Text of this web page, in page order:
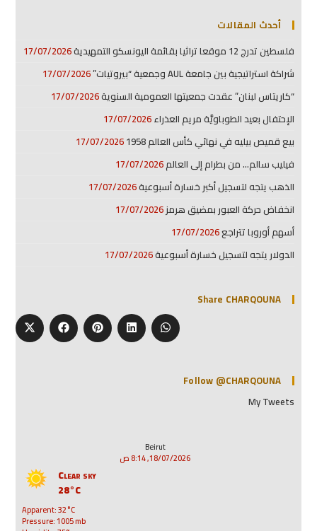
أحدث المقالات
فلسطين تدرج 12 موقعا تراثيا بقائمة اليونسكو التمهيدية
17/07/2026
شراكة استراتيجية بين جامعة AUL وجمعية “بيروتيات”
17/07/2026
“كاريتاس لبنان” عقدت جمعيتها العمومية السنوية17/07/2026
الإحتفال بعيد الطوباويَّة مريم العذراء17/07/2026
بيع قميص بيليه في نهائي كأس العالم 1958
17/07/2026
فيليب سالم… من بطرام إلى العالم17/07/2026
الذهب يتجه لتسجيل أكبر خسارة أسبوعية17/07/2026
انخفاض حركة العبور بمضيق هرمز17/07/2026
أسهم أوروبا تتراجع17/07/2026
الدولار يتجه لتسجيل خسارة أسبوعية17/07/2026
Share CHARQOUNA
Follow @CHARQOUNA
My Tweets
Beirut
18/07/2026, 8:14 ص
Clear sky
28°C
Apparent: 32°C
Pressure: 1005 mb